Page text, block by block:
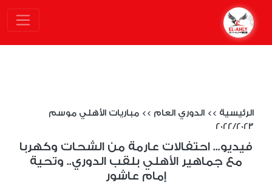
الرئيسية >> الدوري العام >> مباريات الأهلي موسم
2022/2023
فيديو... احتفالات عارمة من الشحات وكهربا
مع جماهير الأهلي بلقب الدوري.. وتحية
إمام عاشور